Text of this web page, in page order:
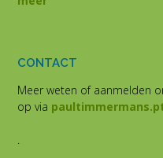
CONTACT
Meer weten of aanmelden
op via
.